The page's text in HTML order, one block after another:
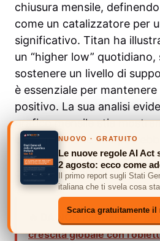
chiusura mensile,
come un catalizzatore per
significativo. Titan ha
un “higher low”
sostenere un livello di
è essenziale per
positivo. La sua analisi
grafico mensile stia
configurazione che
proseguimento della
dalle condizioni di mercato
🔥 DA NON PERDERE ▷
crescita globale con
NUOVO · GRATUITO
Le nuove regole AI Act
2 agosto: ecco come
Il primo report sugli Stati
italiana che ti svela cosa
Scarica gratuitamente